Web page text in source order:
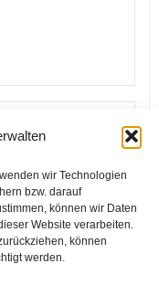
wir Technologien
bzw. darauf
können wir Daten
Website verarbeiten.
können
werden.